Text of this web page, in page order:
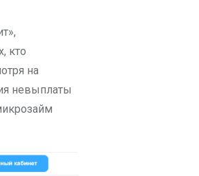
кто
на
невыплаты